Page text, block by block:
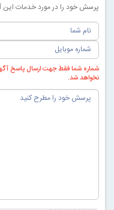
پرسش خود را در مورد خدمات این
شماره شما فقط جهت ارسال پاسخ
نخواهد شد.